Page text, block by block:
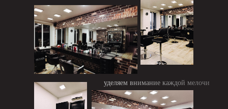
уделяем внимание каждой мелочи